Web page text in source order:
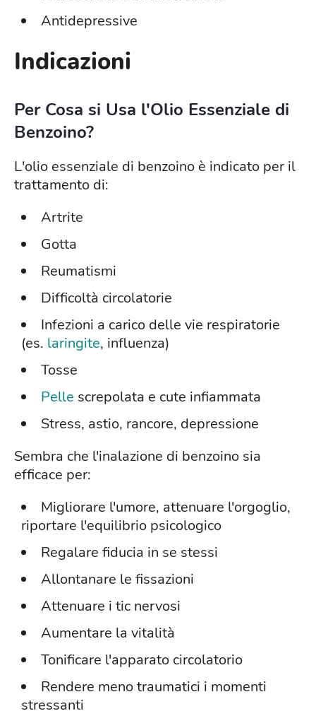
Antidepressive
Indicazioni
Per Cosa si Usa l'Olio Essenziale di
Benzoino?
L'olio essenziale di benzoino è indicato per il
trattamento di:
Artrite
Gotta
Reumatismi
Difficoltà circolatorie
Infezioni a carico delle vie respiratorie
(es. laringite, influenza)
Tosse
Pelle screpolata e cute infiammata
Stress, astio, rancore, depressione
Sembra che l'inalazione di benzoino sia
efficace per:
Migliorare l'umore, attenuare l'orgoglio,
riportare l'equilibrio psicologico
Regalare fiducia in se stessi
Allontanare le fissazioni
Attenuare i tic nervosi
Aumentare la vitalità
Tonificare l'apparato circolatorio
Rendere meno traumatici i momenti
stressanti